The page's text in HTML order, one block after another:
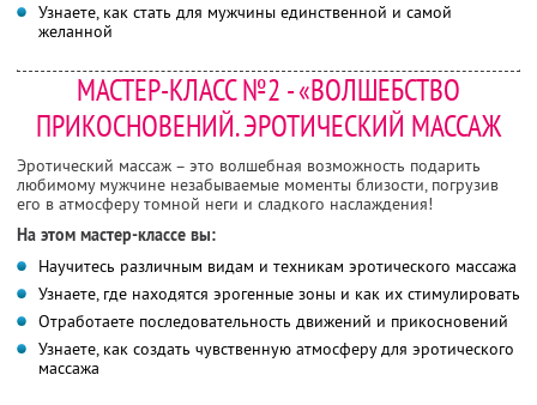
Узнаете, как стать для мужчины единственной и самой
желанной
МАСТЕР-КЛАСС №2 - «ВОЛШЕБСТВО
ПРИКОСНОВЕНИЙ. ЭРОТИЧЕСКИЙ МАССАЖ
Эротический массаж – это волшебная возможность подарить
любимому мужчине незабываемые моменты близости, погрузив
его в атмосферу томной неги и сладкого наслаждения!
На этом мастер-классе вы:
Научитесь различным видам и техникам эротического массажа
Узнаете, где находятся эрогенные зоны и как их стимулировать
Отработаете последовательность движений и прикосновений
Узнаете, как создать чувственную атмосферу для эротического
массажа